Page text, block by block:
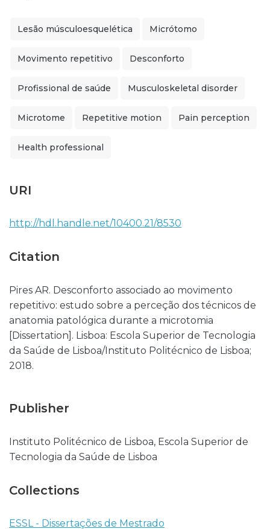
Lesão músculoesquelética Micrótomo
Movimento repetitivo Desconforto
Profissional de saúde Musculoskeletal disorder
Microtome Repetitive motion Pain perception
Health professional
URI
http://hdl.handle.net/10400.21/8530
Citation
Pires AR. Desconforto associado ao movimento
repetitivo: estudo sobre a perceção dos técnicos de
anatomia patológica durante a microtomia
[Dissertation]. Lisboa: Escola Superior de Tecnologia
da Saúde de Lisboa/Instituto Politécnico de Lisboa;
2018.
Publisher
Instituto Politécnico de Lisboa, Escola Superior de
Tecnologia da Saúde de Lisboa
Collections
ESSL - Dissertações de Mestrado